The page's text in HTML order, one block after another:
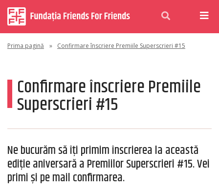
Prima pagină » Confirmare înscriere Premiile Superscrieri #15
Confirmare înscriere Premiile
Superscrieri #15
Ne bucurăm să îți primim înscrierea la această
ediție aniversară a Premiilor Superscrieri #15. Vei
primi şi pe mail confirmarea.